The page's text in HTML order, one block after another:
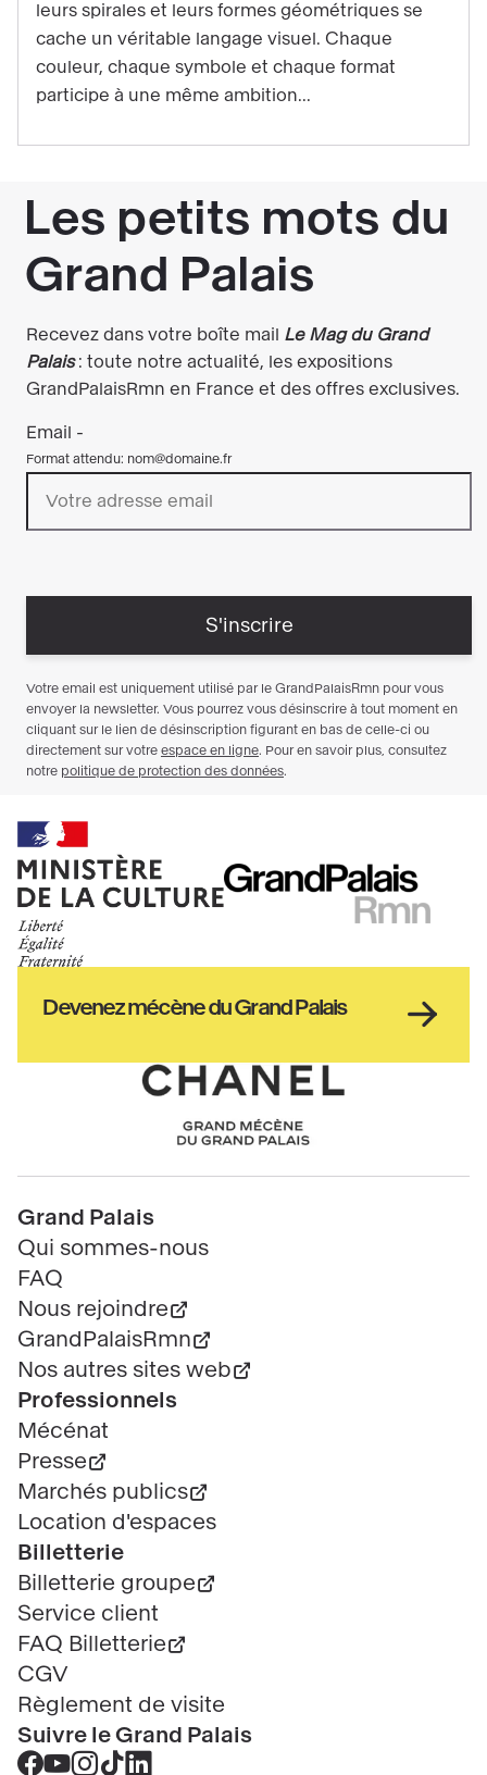
d'Hilma
af
Klint
leurs spirales et leurs formes géométriques se
cache un véritable langage visuel. Chaque
couleur, chaque symbole et chaque format
participe à une même ambition...
Ministère
de
la
Haut
de
Devenez mécène du Grand Palais
Chanel
Pied
de
page
Grand Palais
Qui sommes-nous
FAQ
Nous rejoindre
GrandPalaisRmn
Nos autres sites web
Professionnels
Mécénat
Presse
Marchés publics
Location d'espaces
Billetterie
Billetterie groupe
Service client
FAQ Billetterie
CGV
Règlement de visite
Suivre le Grand Palais